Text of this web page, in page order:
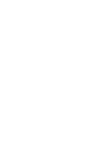
oferece
de
e a
a nr-
soluções
e